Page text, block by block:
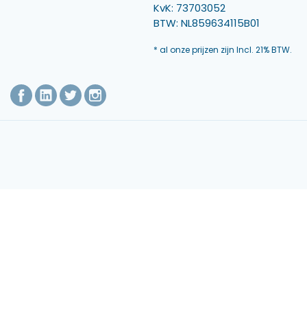
KvK: 73703052
BTW: NL859634115B01
* al onze prijzen zijn Incl. 21% BTW.